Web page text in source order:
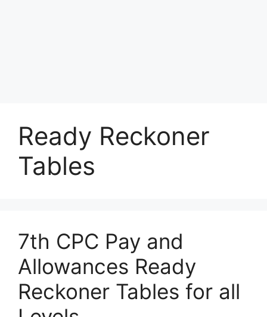
Ready Reckoner
Tables
7th CPC Pay and
Allowances Ready
Reckoner Tables for all